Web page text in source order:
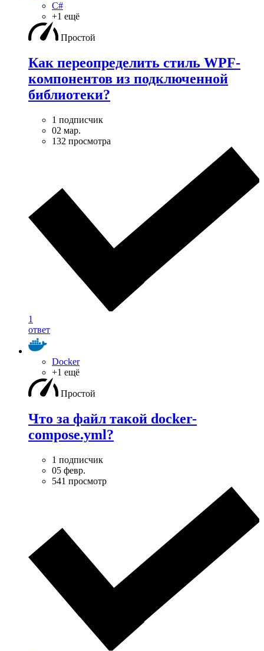
C#
+1 ещё
Простой
Как переопределить стиль WPF-
компонентов из подключенной
библиотеки?
1 подписчик
02 мар.
132 просмотра
1
ответ
Docker
+1 ещё
Простой
Что за файл такой docker-
compose.yml?
1 подписчик
05 февр.
541 просмотр